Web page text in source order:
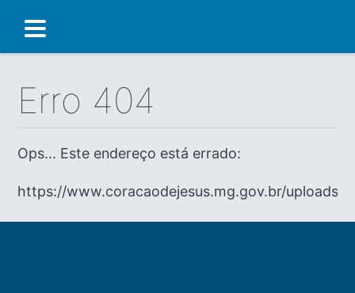
Erro 404
Ops... Este endereço está errado:
https://www.coracaodejesus.mg.gov.br/uploads/